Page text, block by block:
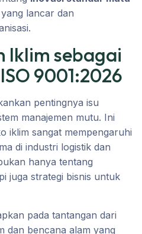
lancar dan
Iklim sebagai
9001:2026
pentingnya isu
manajemen mutu. Ini
iklim sangat mempengaruhi
di industri logistik dan
hanya tentang
juga strategi bisnis untuk
pada tantangan dari
dan bencana alam yang